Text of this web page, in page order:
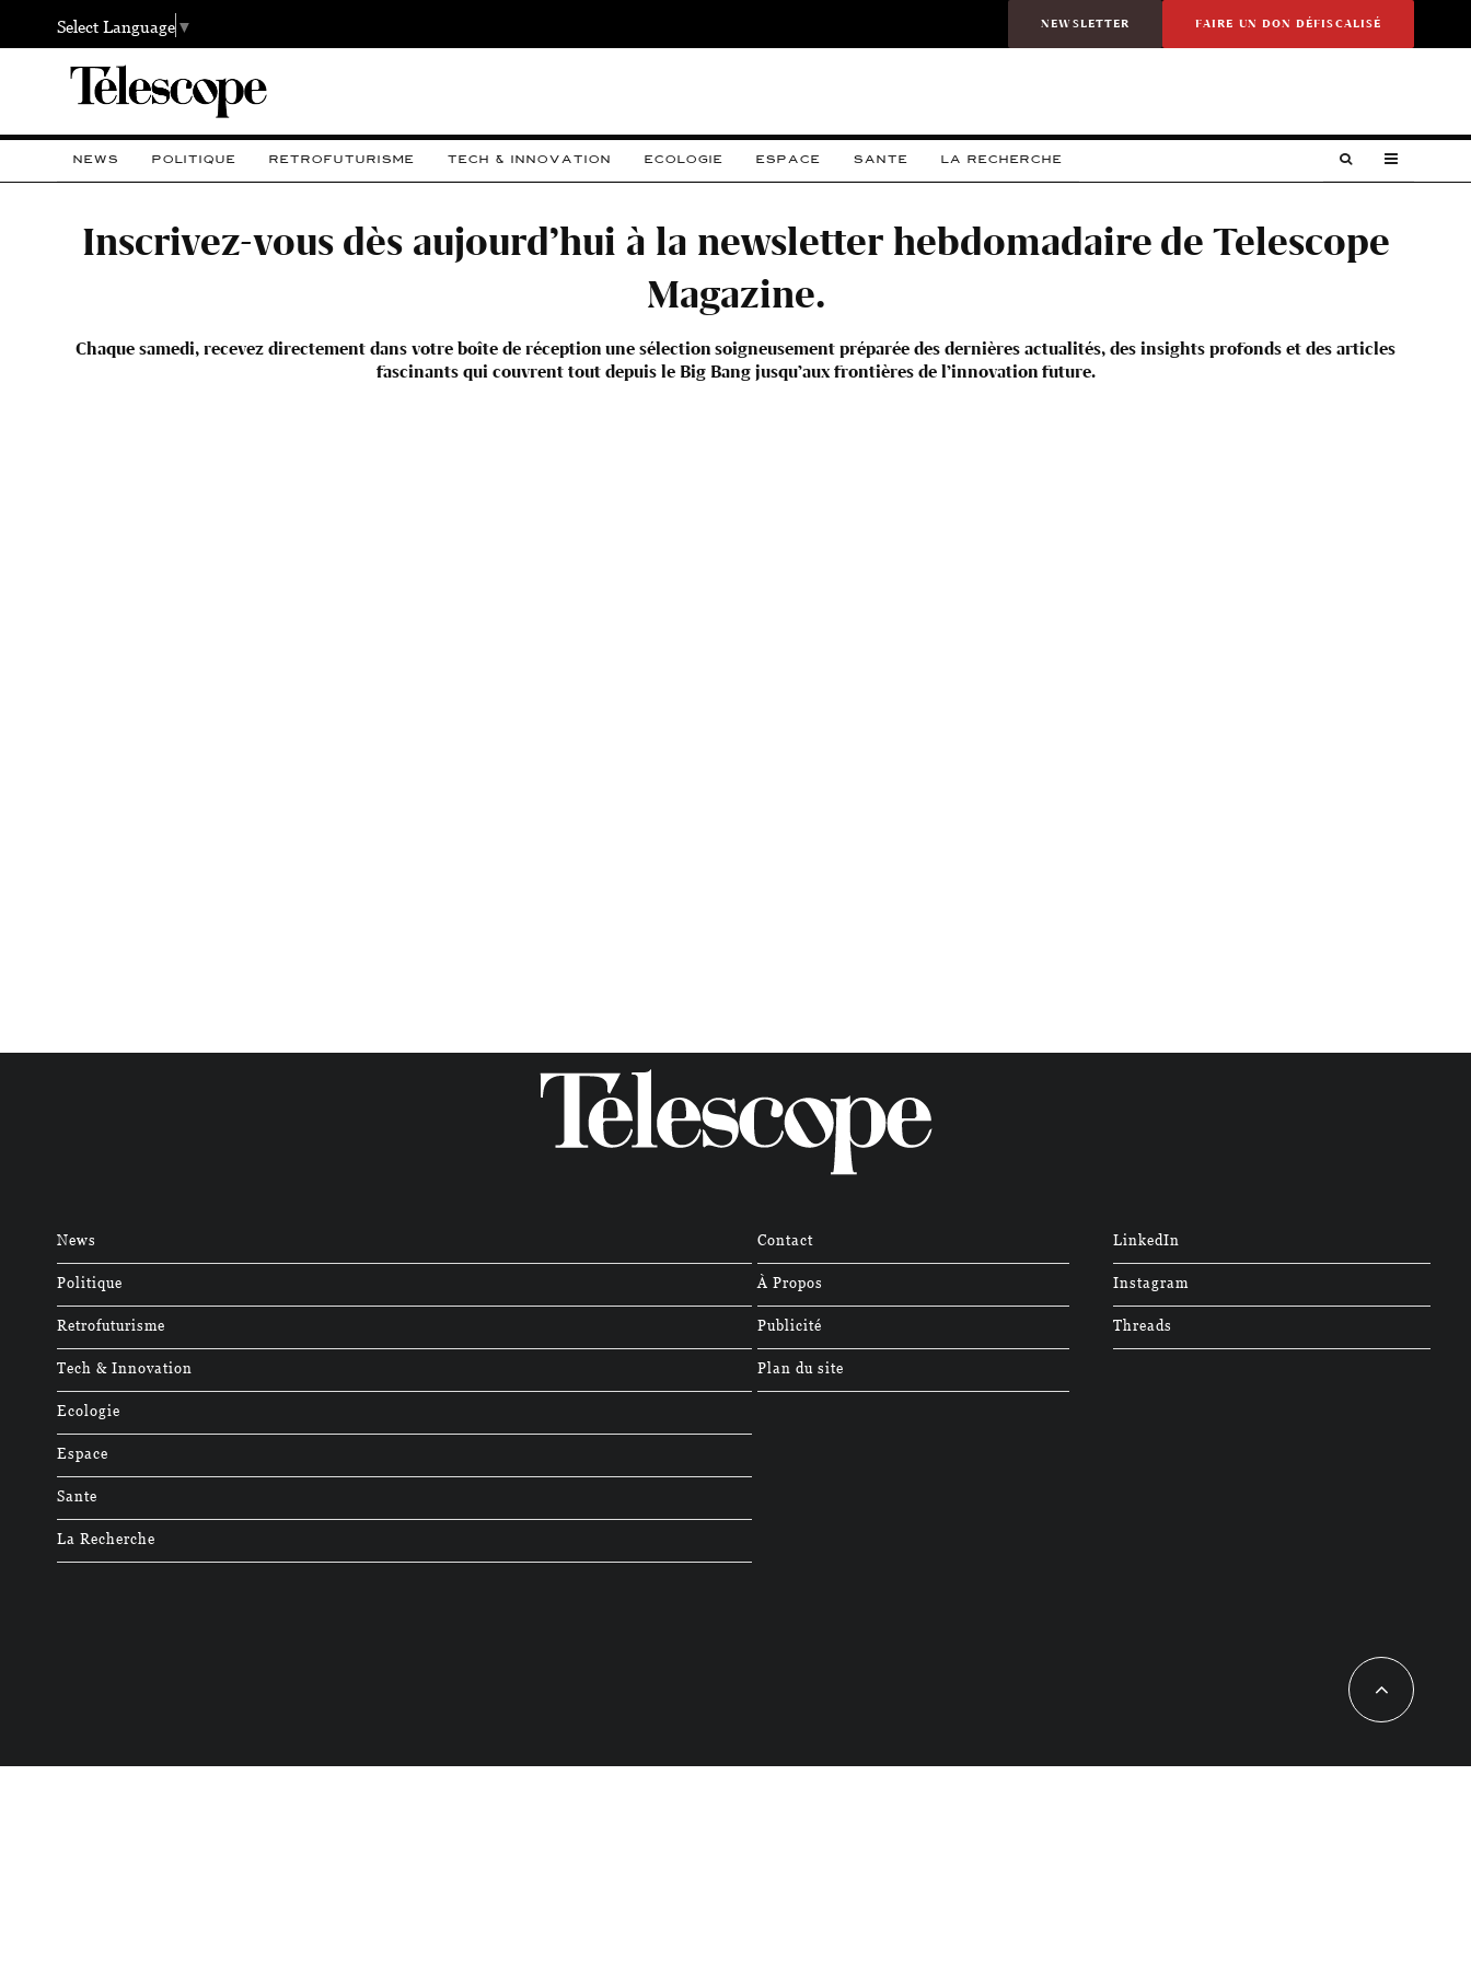
Select Language▼ NEWSLETTER FAIRE UN DON DÉFISCALISÉ
NEWS POLITIQUE RETROFUTURISME TECH & INNOVATION ECOLOGIE ESPACE SANTE LA RECHERCHE
Inscrivez-vous dès aujourd’hui à la newsletter hebdomadaire de Telescope
Magazine.
Chaque samedi, recevez directement dans votre boîte de réception une sélection soigneusement préparée des dernières actualités, des insights profonds et des articles
fascinants qui couvrent tout depuis le Big Bang jusqu’aux frontières de l’innovation future.
News
Politique
Retrofuturisme
Tech & Innovation
Ecologie
Espace
Sante
La Recherche
Contact
À Propos
Publicité
Plan du site
LinkedIn
Instagram
Threads